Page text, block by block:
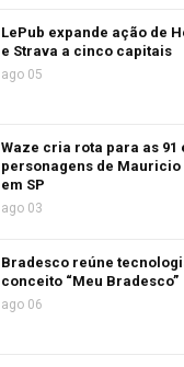
LePub expande ação de
e Strava a cinco capitais
ago 05
Waze cria rota para as 91
personagens de Mauricio
em SP
ago 03
Bradesco reúne
conceito “Meu Bradesco”
ago 06